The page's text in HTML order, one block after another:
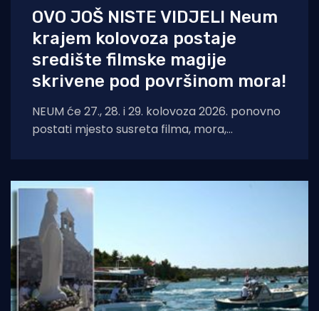
OVO JOŠ NISTE VIDJELI Neum
krajem kolovoza postaje
središte filmske magije
skrivene pod površinom mora!
NEUM će 27., 28. i 29. kolovoza 2026. ponovno
postati mjesto susreta filma, mora,